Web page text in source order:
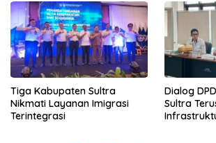
Tiga Kabupaten Sultra
Nikmati Layanan Imigrasi
Terintegrasi
Dialog
Sultra